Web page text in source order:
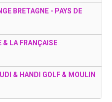
BRETAGNE - PAYS DE
& LA FRANÇAISE
& HANDI GOLF & MOULIN